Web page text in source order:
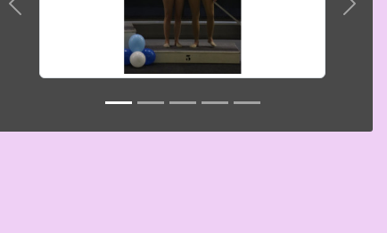
Précedent